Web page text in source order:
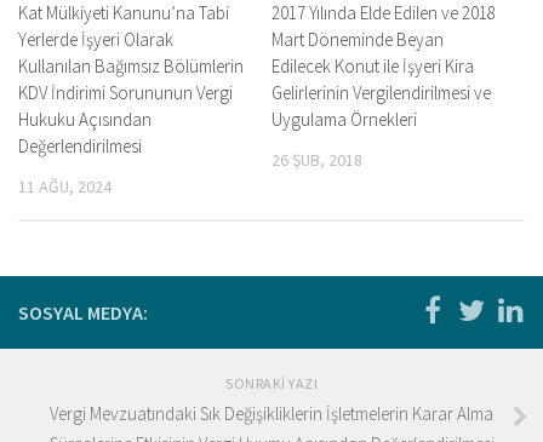
Kat Mülkiyeti Kanunu’na Tabi
Yerlerde İşyeri Olarak
Kullanılan Bağımsız Bölümlerin
KDV İndirimi Sorununun Vergi
Hukuku Açısından
Değerlendirilmesi
11 AĞU, 2024
2017 Yılında Elde Edilen ve 2018
Mart Döneminde Beyan
Edilecek Konut ile İşyeri Kira
Gelirlerinin Vergilendirilmesi ve
Uygulama Örnekleri
26 ŞUB, 2018
SOSYAL MEDYA:
SONRAKI YAZI
Vergi Mevzuatındaki Sık Değişikliklerin İşletmelerin Karar Alma